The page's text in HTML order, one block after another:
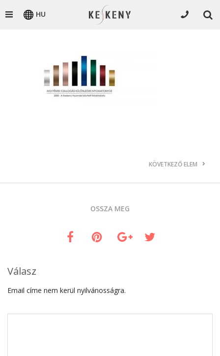
HU
KÖVETKEZŐ ELEM
OSSZA MEG
Válasz
Email címe nem kerül nyilvánosságra.